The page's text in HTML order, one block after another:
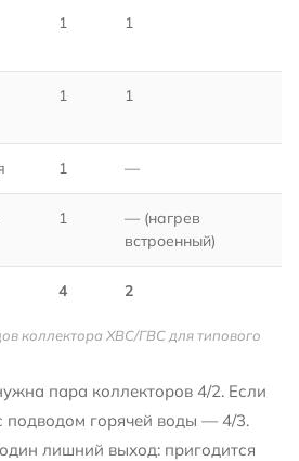
коллектора ХВС/ГВС для типового
1 1
1 1
1 —
1
— (нагрев
встроенный)
4 2
пара коллекторов 4/2. Если
подводом горячей воды — 4/3.
лишний выход: пригодится